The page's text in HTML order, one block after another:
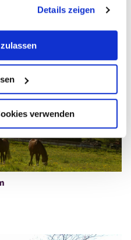
Details zeigen
verwenden